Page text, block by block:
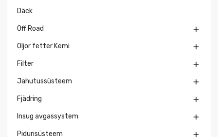
Däck
Off Road 
Oljor fetter Kemi 
Filter 
Jahutussüsteem 
Fjädring 
Insug avgassystem 
Pidurisüsteem 